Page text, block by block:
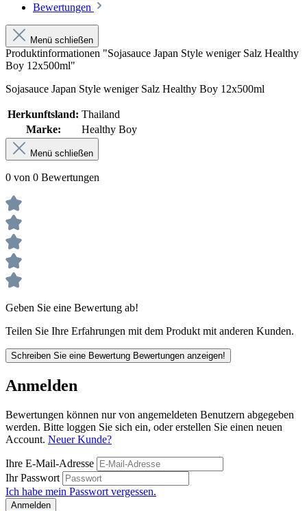
Bewertungen
Menü schließen
Produktinformationen "Sojasauce Japan Style weniger Salz Healthy
Boy 12x500ml"
Sojasauce Japan Style weniger Salz Healthy Boy 12x500ml
Herkunftsland: Thailand
Marke:
Healthy Boy
Menü schließen
0 von 0 Bewertungen
Geben Sie eine Bewertung ab!
Teilen Sie Ihre Erfahrungen mit dem Produkt mit anderen Kunden.
Schreiben Sie eine Bewertung Bewertungen anzeigen!
Anmelden
Bewertungen können nur von angemeldeten Benutzern abgegeben
werden. Bitte loggen Sie sich ein, oder erstellen Sie einen neuen
Account. Neuer Kunde?
Ihre E-Mail-Adresse
Ihr Passwort
Ich habe mein Passwort vergessen.
Anmelden